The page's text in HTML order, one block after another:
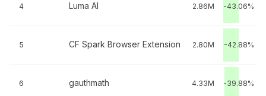
4 Luma AI 2.86M -43.06%
5 CF Spark Browser Extension 2.80M -42.88%
6 gauthmath 4.33M -39.88%